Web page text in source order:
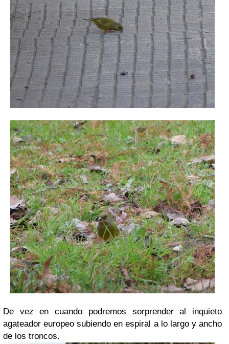
De vez en cuando podremos sorprender al inquieto
agateador europeo subiendo en espiral a lo largo y ancho
de los troncos.